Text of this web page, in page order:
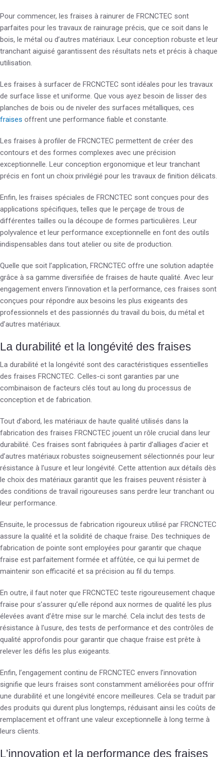
Pour commencer, les fraises à rainurer de FRCNCTEC sont
parfaites pour les travaux de rainurage précis, que ce soit dans le
bois, le métal ou d’autres matériaux. Leur conception robuste et leur
tranchant aiguisé garantissent des résultats nets et précis à chaque
utilisation.
Les fraises à surfacer de FRCNCTEC sont idéales pour les travaux
de surface lisse et uniforme. Que vous ayez besoin de lisser des
planches de bois ou de niveler des surfaces métalliques, ces
fraises offrent une performance fiable et constante.
Les fraises à profiler de FRCNCTEC permettent de créer des
contours et des formes complexes avec une précision
exceptionnelle. Leur conception ergonomique et leur tranchant
précis en font un choix privilégié pour les travaux de finition délicats.
Enfin, les fraises spéciales de FRCNCTEC sont conçues pour des
applications spécifiques, telles que le perçage de trous de
différentes tailles ou la découpe de formes particulières. Leur
polyvalence et leur performance exceptionnelle en font des outils
indispensables dans tout atelier ou site de production.
Quelle que soit l’application, FRCNCTEC offre une solution adaptée
grâce à sa gamme diversifiée de fraises de haute qualité. Avec leur
engagement envers l’innovation et la performance, ces fraises sont
conçues pour répondre aux besoins les plus exigeants des
professionnels et des passionnés du travail du bois, du métal et
d’autres matériaux.
La durabilité et la longévité des fraises
La durabilité et la longévité sont des caractéristiques essentielles
des fraises FRCNCTEC. Celles-ci sont garanties par une
combinaison de facteurs clés tout au long du processus de
conception et de fabrication.
Tout d’abord, les matériaux de haute qualité utilisés dans la
fabrication des fraises FRCNCTEC jouent un rôle crucial dans leur
durabilité. Ces fraises sont fabriquées à partir d’alliages d’acier et
d’autres matériaux robustes soigneusement sélectionnés pour leur
résistance à l’usure et leur longévité. Cette attention aux détails dès
le choix des matériaux garantit que les fraises peuvent résister à
des conditions de travail rigoureuses sans perdre leur tranchant ou
leur performance.
Ensuite, le processus de fabrication rigoureux utilisé par FRCNCTEC
assure la qualité et la solidité de chaque fraise. Des techniques de
fabrication de pointe sont employées pour garantir que chaque
fraise est parfaitement formée et affûtée, ce qui lui permet de
maintenir son efficacité et sa précision au fil du temps.
En outre, il faut noter que FRCNCTEC teste rigoureusement chaque
fraise pour s’assurer qu’elle répond aux normes de qualité les plus
élevées avant d’être mise sur le marché. Cela inclut des tests de
résistance à l’usure, des tests de performance et des contrôles de
qualité approfondis pour garantir que chaque fraise est prête à
relever les défis les plus exigeants.
Enfin, l’engagement continu de FRCNCTEC envers l’innovation
signifie que leurs fraises sont constamment améliorées pour offrir
une durabilité et une longévité encore meilleures. Cela se traduit par
des produits qui durent plus longtemps, réduisant ainsi les coûts de
remplacement et offrant une valeur exceptionnelle à long terme à
leurs clients.
L’innovation et la performance des fraises